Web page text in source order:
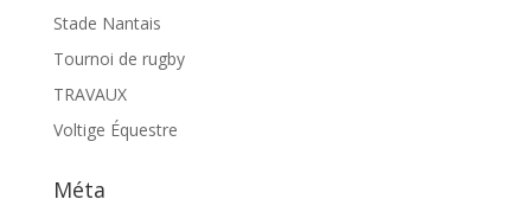
Stade Nantais
Tournoi de rugby
TRAVAUX
Voltige Équestre
Méta